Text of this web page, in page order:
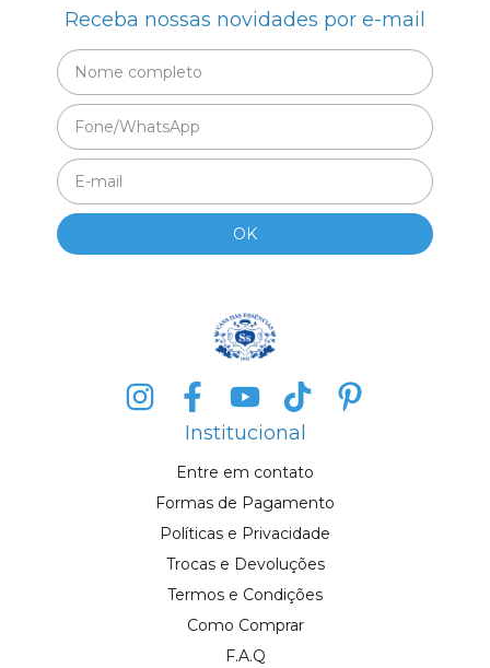
Receba nossas novidades por e-mail
Institucional
Entre em contato
Formas de Pagamento
Políticas e Privacidade
Trocas e Devoluções
Termos e Condições
Como Comprar
F.A.Q